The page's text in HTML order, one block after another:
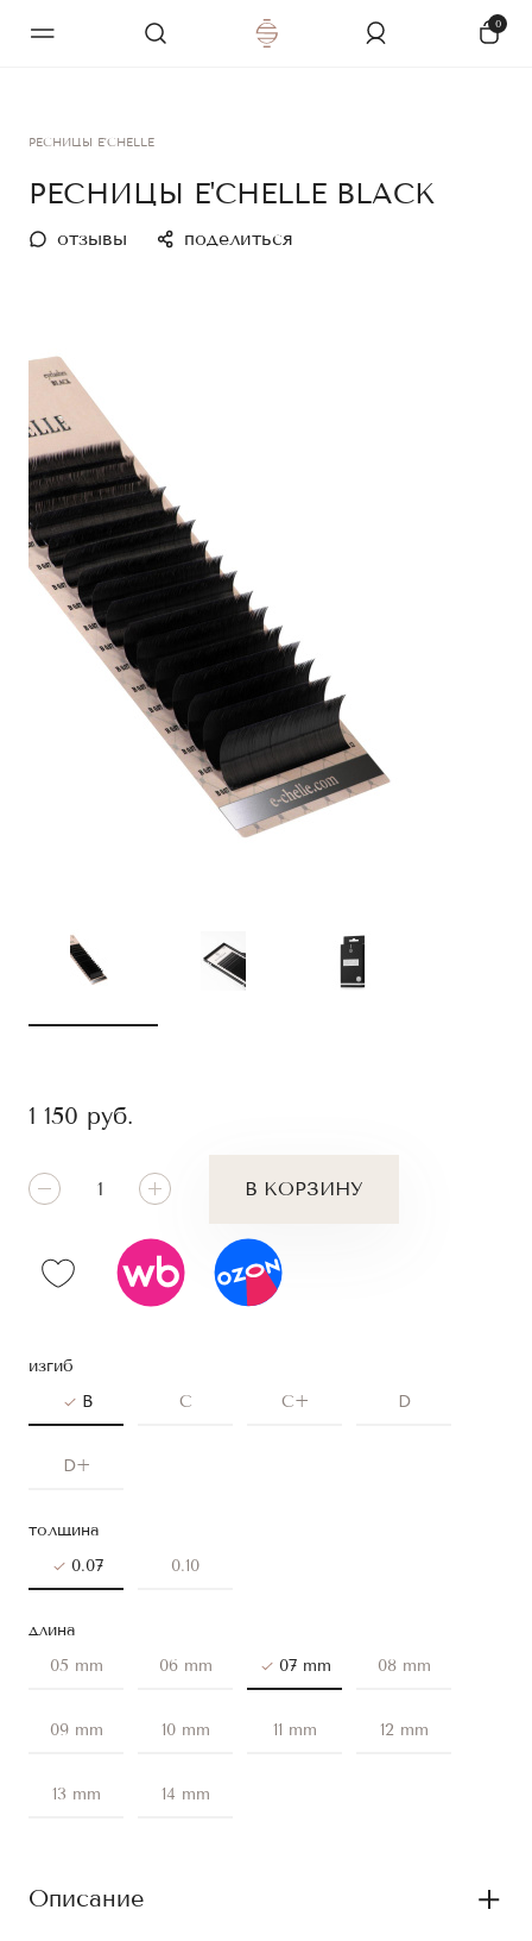
0
РЕСНИЦЫ E'CHELLE
РЕСНИЦЫ E'CHELLE BLACK
отзывы поделиться
изгиб
B
C C+ D
D+
толщина
0.07
0.10
длина
05 mm
06 mm 07 mm 08 mm
09 mm 10 mm 11 mm 12 mm
13 mm 14 mm
1 150 руб.
В КОРЗИНУ
Описание